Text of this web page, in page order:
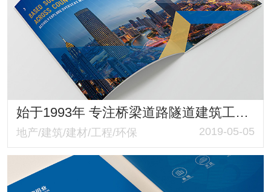
始于1993年 专注桥梁道路隧道建筑工程监理 四川国际工程监理画册策划设计
地产/建筑/建材/工程/环保 2019-05-05